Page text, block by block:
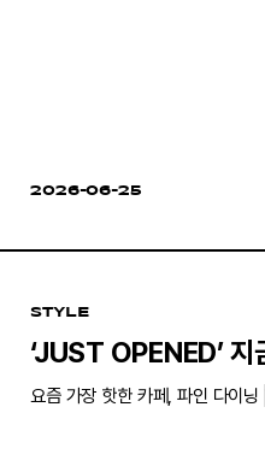
2026-06-25
STYLE
‘JUST OPENED’ 지
요즘 가장 핫한 카페, 파인 다이닝